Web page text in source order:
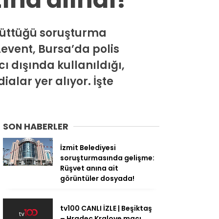
soruşturma
Bursa’da polis
kullanıldığı,
yer alıyor. İşte
SON HABERLER
İzmit Belediyesi
soruşturmasında gelişme:
Rüşvet anına ait
görüntüler dosyada!
tv100 CANLI İZLE | Beşiktaş